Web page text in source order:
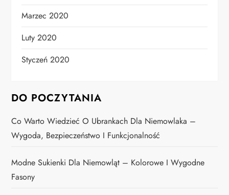
Marzec 2020
Luty 2020
Styczeń 2020
DO POCZYTANIA
Co Warto Wiedzieć O Ubrankach Dla Niemowlaka –
Wygoda, Bezpieczeństwo I Funkcjonalność
Modne Sukienki Dla Niemowląt – Kolorowe I Wygodne
Fasony